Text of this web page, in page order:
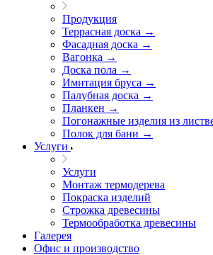
Продукция
Террасная доска →
Фасадная доска →
Вагонка →
Доска пола →
Имитация бруса →
Палубная доска →
Планкен →
Погонажные изделия из
Полок для бани →
Услуги
Услуги
Монтаж термодерева
Покраска изделий
Строжка древесины
Термообработка древесины
Галерея
Офис и производство